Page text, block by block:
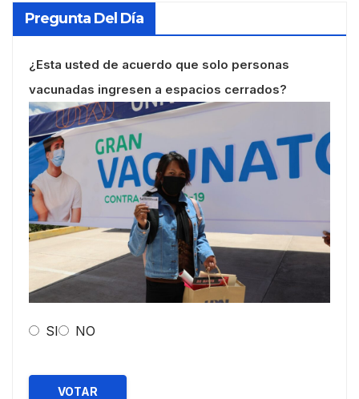
Pregunta Del Día
¿Esta usted de acuerdo que solo personas
vacunadas ingresen a espacios cerrados?
SI NO
VOTAR